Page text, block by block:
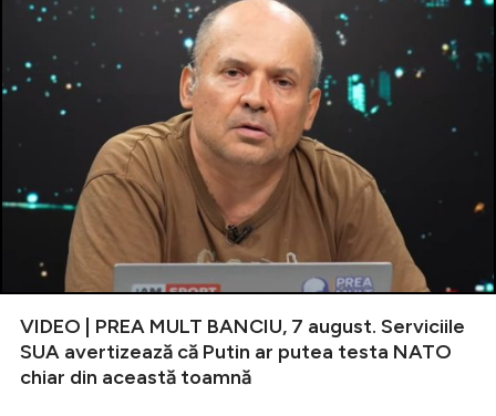
VIDEO | PREA MULT BANCIU, 7 august. Serviciile
SUA avertizează că Putin ar putea testa NATO
chiar din această toamnă